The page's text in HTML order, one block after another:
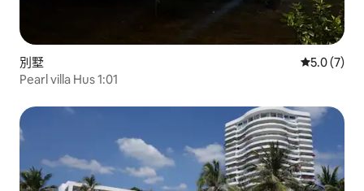
別墅 從 7 則評
5.0 (7)
Pearl villa Hus 1:01